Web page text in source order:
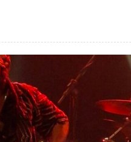
Confira
eventos
para
colocar
na